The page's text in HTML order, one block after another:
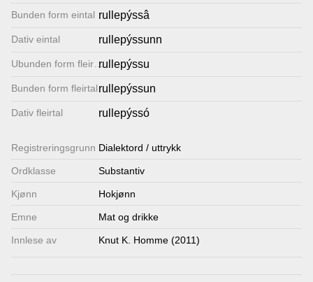
Bunden form eintal rullepýssâ
Dativ eintal rullepýssunn
Ubunden form fleirtal
rullepýssu
Bunden form fleirtalrullepýssun
Dativ fleirtal rullepýssó
Registrerings­grunn Dialektord / uttrykk
Ordklasse Substantiv
Kjønn Hokjønn
Emne Mat og drikke
Innlese av Knut K. Homme (2011)
Kontakt
oss